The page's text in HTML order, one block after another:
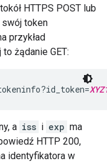
HTTPS POST lub
swój token
przykład
żądanie GET:
a iss i exp ma
HTTP 200,
identyfikatora w